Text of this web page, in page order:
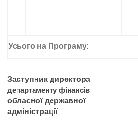
Усього на Програму:
Заступник директора
департаменту фінансів
обласної державної
адміністрації